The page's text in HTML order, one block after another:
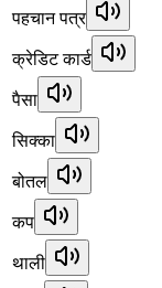
पहचान पत्र
क्रेडिट कार्ड
पैसा
सिक्का
बोतल
कप
थाली